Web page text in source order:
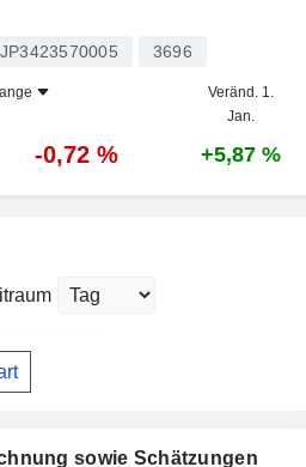
JP3423570005 3696
Veränd. 1.
Jan.
-0,72 % +5,87 %
sowie Schätzungen